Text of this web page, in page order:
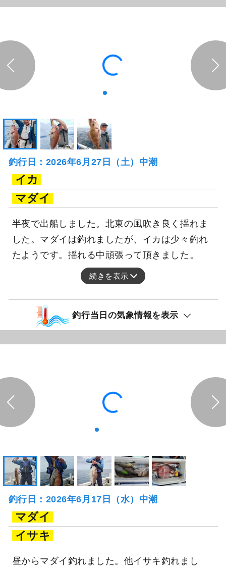
釣行日：2026年6月27日（土）中潮
イカ
マダイ
半夜で出船しました。北東の風吹き良く揺れま
した。マダイは釣れましたが、イカは少々釣れ
たようです。揺れる中頑張って頂きました。
続きを表示
釣行当日の気象情報を表示
釣行日：2026年6月17日（水）中潮
マダイ
イサキ
昼からマダイ釣れました。他イサキ釣れまし